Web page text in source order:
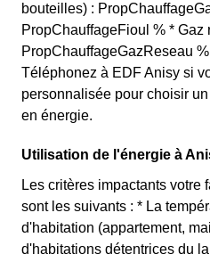
bouteilles) :
PropChauffageFioul % * Gaz
PropChauffageGazReseau %
Téléphonez à EDF Anisy si
personnalisée pour choisir
en énergie.
Utilisation de l'énergie à
Les critères impactants votre
sont les suivants : * La
d'habitation (appartement,
d'habitations détentrices du